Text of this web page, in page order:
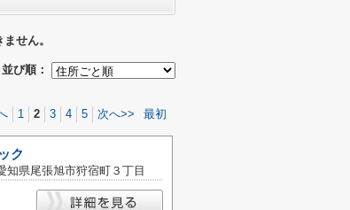
せん。
並び順：
1 2 3 4 5 次へ>> 最初
ク
知県尾張旭市狩宿町３丁目